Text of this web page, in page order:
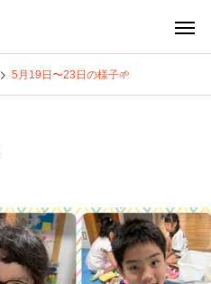
5月19日〜23日の様子🌱